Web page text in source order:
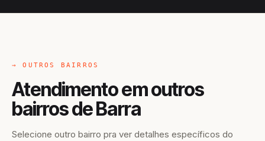
→ OUTROS BAIRROS
Atendimento em outros
bairros de Barra
Selecione outro bairro pra ver detalhes específicos do